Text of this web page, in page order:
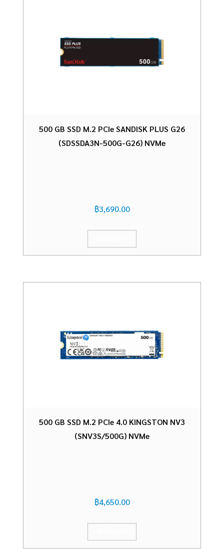
500 GB SSD M.2 PCIe SANDISK PLUS G26
(SDSSDA3N-500G-G26) NVMe
฿3,690.00
500 GB SSD M.2 PCIe 4.0 KINGSTON NV3
(SNV3S/500G) NVMe
฿4,650.00